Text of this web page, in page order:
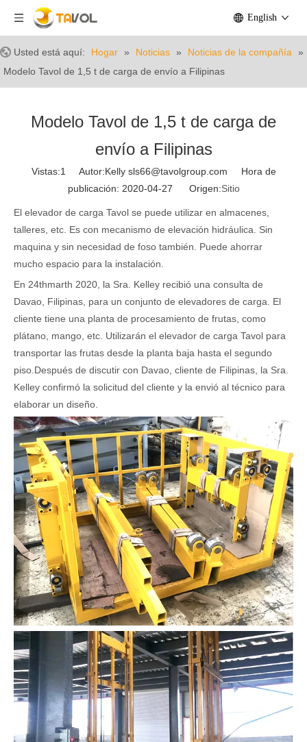
English
Usted está aquí: Hogar » Noticias » Noticias de la compañía
»
Modelo Tavol de 1,5 t de carga de envío a Filipinas
Modelo Tavol de 1,5 t de carga de
envío a Filipinas
Vistas:1
Autor:Kelly sls66@tavolgroup.com Hora de
publicación: 2020-04-27 Origen:Sitio
El elevador de carga Tavol se puede utilizar en almacenes,
talleres, etc. Es con mecanismo de elevación hidráulica. Sin
maquina y sin necesidad de foso también. Puede ahorrar
mucho espacio para la instalación.
En 24thmarth 2020, la Sra. Kelley recibió una consulta de
Davao, Filipinas, para un conjunto de elevadores de carga. El
cliente tiene una planta de procesamiento de frutas, como
plátano, mango, etc. Utilizarán el elevador de carga Tavol para
transportar las frutas desde la planta baja hasta el segundo
piso. Después de discutir con Davao, cliente de Filipinas, la Sra.
Kelley confirmó la solicitud del cliente y la envió al técnico para
elaborar un diseño.